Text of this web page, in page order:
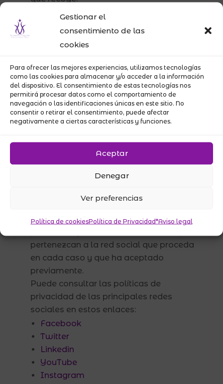
Gestionar el
consentimiento de las
cookies
Para ofrecer las mejores experiencias, utilizamos tecnologías
como las cookies para almacenar y/o acceder a la información
del dispositivo. El consentimiento de estas tecnologías nos
permitirá procesar datos como el comportamiento de
navegación o las identificaciones únicas en este sitio. No
consentir o retirar el consentimiento, puede afectar
negativamente a ciertas características y funciones.
Aceptar
Denegar
Ver preferencias
Política de cookiesPolítica de Privacidad*Aviso legal
Para apoyar y mejorar los servicios que
usuarios. El Titular recoge otros datos no
identificativos que se obtienen mediante
el uso de cookies que se descargan en el
ordenador del Usuario cuando navega
por el Sitio Web cuyas características y
finalidad están detalladas en la página
Para gestionar las redes sociales. El
Titular tiene presencia en redes sociales.
Si usted se hace seguidor en las redes
sociales del Titular el tratamiento de los
datos personales se regirá por este
condiciones de uso, políticas de
pertenezcan a la red social que proceda
en cada caso y que ha aceptado
previamente.
Puede consultar las políticas de
privacidad de las principales redes
sociales en estos enlaces:
Facebook
Twitter
Linkedin
YouTube
Instagram